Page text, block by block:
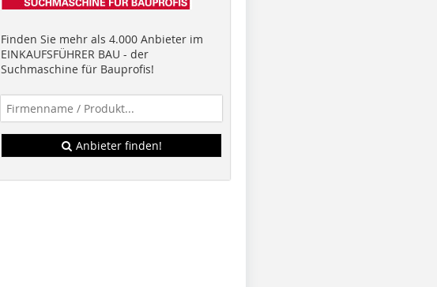
Finden Sie mehr als 4.000 Anbieter im
EINKAUFSFÜHRER BAU - der
Suchmaschine für Bauprofis!
Anbieter finden!